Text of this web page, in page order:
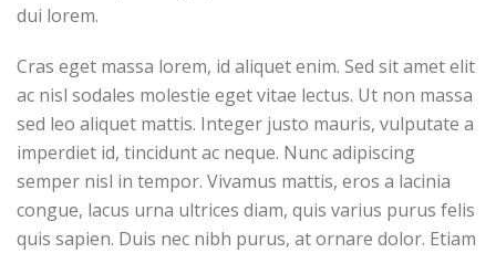
dui lorem.
Cras eget massa lorem, id aliquet enim. Sed sit amet elit
ac nisl sodales molestie eget vitae lectus. Ut non massa
sed leo aliquet mattis. Integer justo mauris, vulputate a
imperdiet id, tincidunt ac neque. Nunc adipiscing
semper nisl in tempor. Vivamus mattis, eros a lacinia
congue, lacus urna ultrices diam, quis varius purus felis
quis sapien. Duis nec nibh purus, at ornare dolor. Etiam